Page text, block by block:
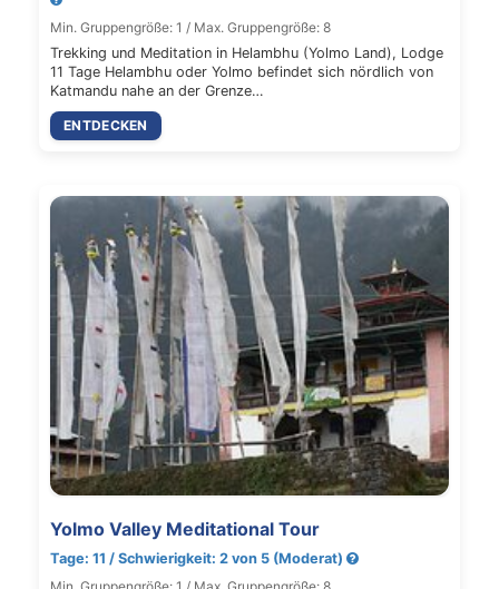
Min. Gruppengröße: 1 / Max. Gruppengröße: 8
Trekking und Meditation in Helambhu (Yolmo Land), Lodge
11 Tage Helambhu oder Yolmo befindet sich nördlich von
Katmandu nahe an der Grenze…
ENTDECKEN
Yolmo Valley Meditational Tour
Tage: 11 / Schwierigkeit: 2 von 5 (Moderat)
Min. Gruppengröße: 1 / Max. Gruppengröße: 8